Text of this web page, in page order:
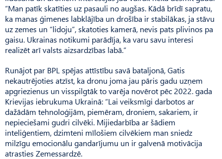
“Man patīk skatīties uz pasauli no augšas. Kādā brīdī sapratu,
ka manas ģimenes labklājība un drošība ir stabilākas, ja stāvu
uz zemes un “lidoju”, skatoties kamerā, nevis pats plivinos pa
gaisu. Ukrainas notikumi parādīja, ka varu savu interesi
realizēt arī valsts aizsardzības labā.”
Runājot par BPL spējas attīstību savā bataljonā, Gatis
nekautrējoties atzīst, ka dronu joma jau pāris gadu uzņem
apgriezienus un visspilgtāk to varēja novērot pēc 2022. gada
Krie­vijas iebrukuma Ukrainā: “Lai veiksmīgi darbotos ar
dažādām tehnoloģijām, piemēram, droniem, sakariem, ir
nepieciešami gudri cilvēki. Mijiedarbība ar šādiem
inteliģentiem, dzimteni mīlošiem cilvēkiem man sniedz
milzīgu emocionālu gandarījumu un ir galvenā motivācija
atrasties Zemessardzē.